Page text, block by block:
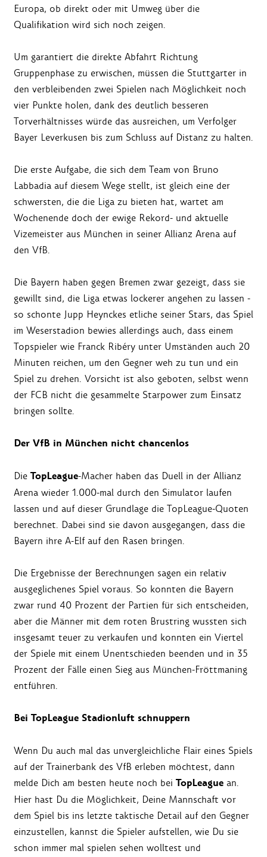
Europa, ob direkt oder mit Umweg über die
Qualifikation wird sich noch zeigen.
Um garantiert die direkte Abfahrt Richtung
Gruppenphase zu erwischen, müssen die Stuttgarter in
den verbleibenden zwei Spielen nach Möglichkeit noch
vier Punkte holen, dank des deutlich besseren
Torverhältnisses würde das ausreichen, um Verfolger
Bayer Leverkusen bis zum Schluss auf Distanz zu halten.
Die erste Aufgabe, die sich dem Team von Bruno
Labbadia auf diesem Wege stellt, ist gleich eine der
schwersten, die die Liga zu bieten hat, wartet am
Wochenende doch der ewige Rekord- und aktuelle
Vizemeister aus München in seiner Allianz Arena auf
den VfB.
Die Bayern haben gegen Bremen zwar gezeigt, dass sie
gewillt sind, die Liga etwas lockerer angehen zu lassen -
so schonte Jupp Heynckes etliche seiner Stars, das Spiel
im Weserstadion bewies allerdings auch, dass einem
Topspieler wie Franck Ribéry unter Umständen auch 20
Minuten reichen, um den Gegner weh zu tun und ein
Spiel zu drehen. Vorsicht ist also geboten, selbst wenn
der FCB nicht die gesammelte Starpower zum Einsatz
bringen sollte.
Der VfB in München nicht chancenlos
Die TopLeague-Macher haben das Duell in der Allianz
Arena wieder 1.000-mal durch den Simulator laufen
lassen und auf dieser Grundlage die TopLeague-Quoten
berechnet. Dabei sind sie davon ausgegangen, dass die
Bayern ihre A-Elf auf den Rasen bringen.
Die Ergebnisse der Berechnungen sagen ein relativ
ausgeglichenes Spiel voraus. So konnten die Bayern
zwar rund 40 Prozent der Partien für sich entscheiden,
aber die Männer mit dem roten Brustring wussten sich
insgesamt teuer zu verkaufen und konnten ein Viertel
der Spiele mit einem Unentschieden beenden und in 35
Prozent der Fälle einen Sieg aus München-Fröttmaning
entführen.
Bei TopLeague Stadionluft schnuppern
Wenn Du auch mal das unvergleichliche Flair eines Spiels
auf der Trainerbank des VfB erleben möchtest, dann
melde Dich am besten heute noch bei TopLeague an.
Hier hast Du die Möglichkeit, Deine Mannschaft vor
dem Spiel bis ins letzte taktische Detail auf den Gegner
einzustellen, kannst die Spieler aufstellen, wie Du sie
schon immer mal spielen sehen wolltest und